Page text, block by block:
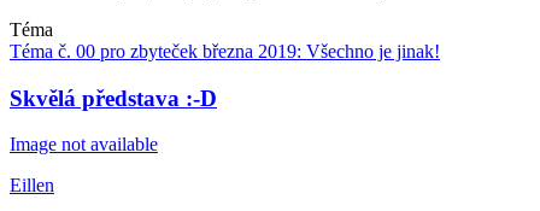
Téma
Téma č. 00 pro zbyteček března 2019: Všechno je jinak!
Skvělá představa :-D
Image not available
Eillen